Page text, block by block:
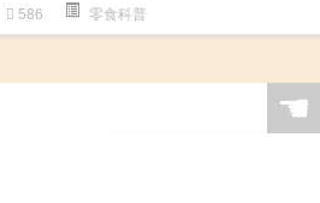
586 零食科普
☚